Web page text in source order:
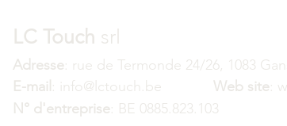
LC Touch srl
Adresse: rue de Termonde 24/26, 1083
E-mail : info@lctouch.be Web site:
N° d'entreprise: BE 0885.823.103